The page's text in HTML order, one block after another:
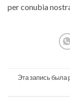
per conubia
Эта запись была